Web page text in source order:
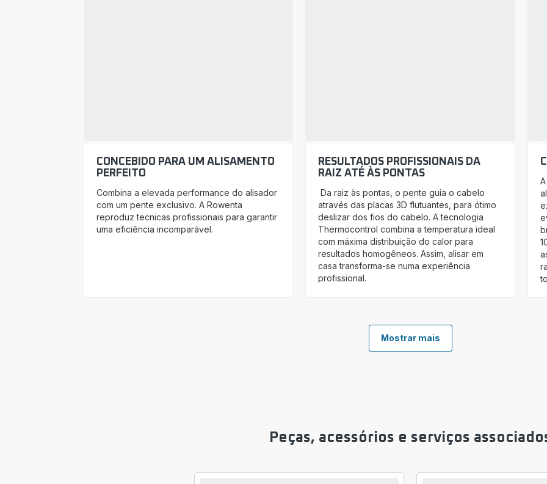
CONCEBIDO PARA UM ALISAMENTO
PERFEITO
Combina a elevada performance do alisador
com um pente exclusivo. A Rowenta
reproduz tecnicas profissionais para garantir
uma eficiência incomparável.
RESULTADOS PROFISSIONAIS DA
RAIZ ATÉ ÀS PONTAS
Da raiz às pontas, o pente guia o cabelo
através das placas 3D flutuantes, para ótimo
deslizar dos fios do cabelo. A tecnologia
Thermocontrol combina a temperatura ideal
com máxima distribuição do calor para
resultados homogêneos. Assim, alisar em
casa transforma-se numa experiência
profissional.
Mostrar mais
Peças, acessórios e serviços